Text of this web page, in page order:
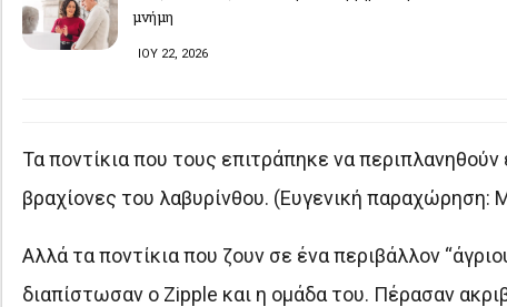
μνήμη
ΙΟΥ 22, 2026
Τα ποντίκια που τους επιτράπηκε να
βραχίονες του λαβυρίνθου. (Ευγενική παραχώρηση:
Αλλά τα ποντίκια που ζουν σε ένα περιβάλλον
διαπίστωσαν ο Zipple και η ομάδα του. Πέρασαν